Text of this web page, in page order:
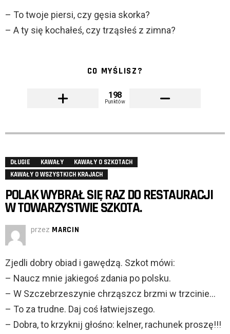
– To twoje piersi, czy gęsia skorka?
– A ty się kochałeś, czy trząsłeś z zimna?
CO MYŚLISZ?
198
Punktów
DŁUGIE KAWAŁY
KAWAŁY O SZKOTACH
KAWAŁY O WSZYSTKICH KRAJACH
POLAK WYBRAŁ SIĘ RAZ DO RESTAURACJI
W TOWARZYSTWIE SZKOTA.
przez MARCIN
Zjedli dobry obiad i gawędzą. Szkot mówi:
– Naucz mnie jakiegoś zdania po polsku.
– W Szczebrzeszynie chrząszcz brzmi w trzcinie…
– To za trudne. Daj coś łatwiejszego.
– Dobra, to krzyknij głośno: kelner, rachunek proszę!!!